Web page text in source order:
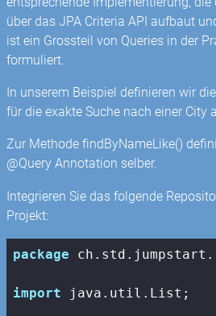
über das JPA Criteria API aufbaut
ist ein Grossteil von Queries in der
formuliert.
In unserem Beispiel definieren wir
für die exakte Suche nach einer City
Zur Methode findByNameLike()
@Query Annotation selber.
Integrieren Sie das folgende
Projekt:
package
import java.util.List;